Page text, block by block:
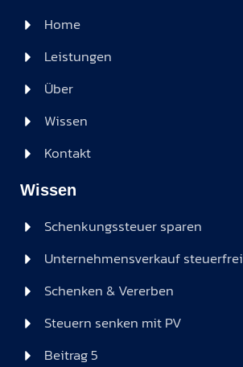
Home
Leistungen
Über
Wissen
Kontakt
Wissen
Schenkungssteuer sparen
Unternehmensverkauf steuerfrei
Schenken & Vererben
Steuern senken mit PV
Beitrag 5